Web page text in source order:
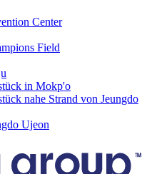
Center
Field
in Mokp'o
nahe Strand von Jeungdo
Ujeon